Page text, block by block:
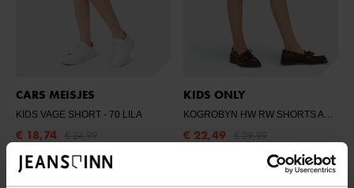
CARS MEISJES
KIDS VAGE SHORT - 70 LILA
€ 18,74
KIDS ONLY
KOGROBYN HW RW SHORTS AZG84 DNM NOO
€ 22,49